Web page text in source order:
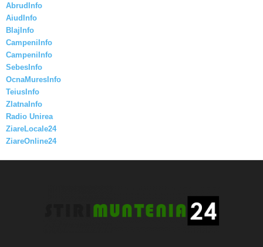
AbrudInfo
AiudInfo
BlajInfo
CampeniInfo
CampeniInfo
SebesInfo
OcnaMuresInfo
TeiusInfo
ZlatnaInfo
Radio Unirea
ZiareLocale24
ZiareOnline24